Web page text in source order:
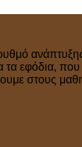
τα εφόδια,
στους